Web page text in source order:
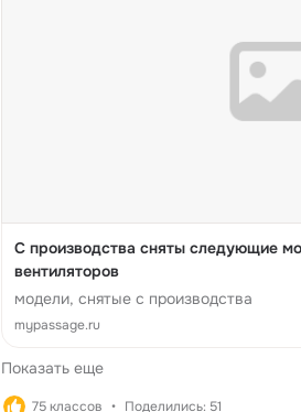
С производства сняты следующие
вентиляторов
модели, снятые с производства
mypassage.ru
Показать еще
75 классов Поделились: 51